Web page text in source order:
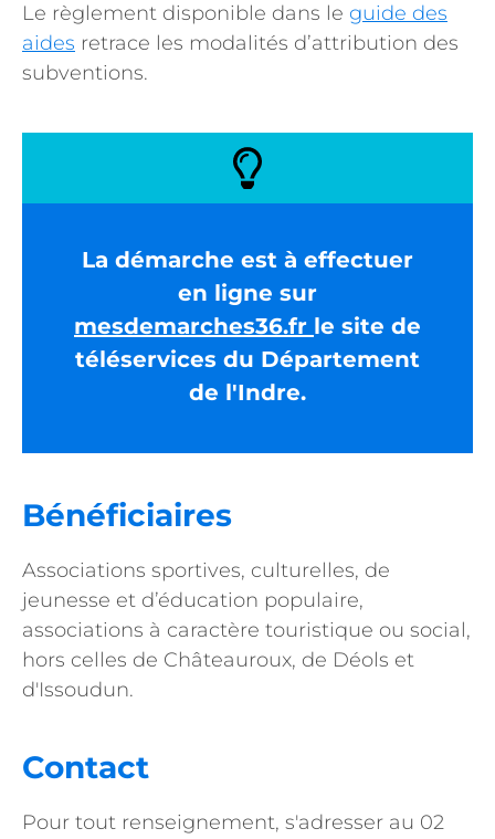
Le règlement disponible dans le guide des
aides retrace les modalités d’attribution des
subventions.
La démarche est à effectuer
en ligne sur
mesdemarches36.fr le site de
téléservices du Département
de l'Indre.
Bénéficiaires
Associations sportives, culturelles, de
jeunesse et d’éducation populaire,
associations à caractère touristique ou social,
hors celles de Châteauroux, de Déols et
d'Issoudun.
Contact
Pour tout renseignement, s'adresser au 02